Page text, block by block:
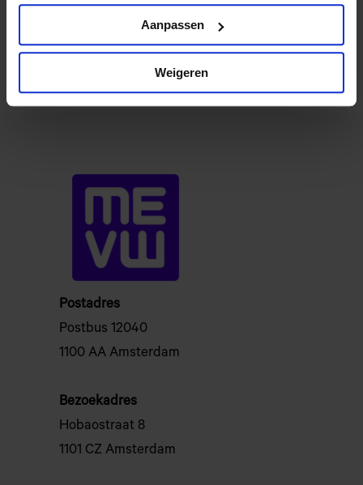
Aanpassen
Weigeren
Evan Clark
Projectleider Public Affairs
Postadres
Postbus 12040
1100 AA Amsterdam
Bezoekadres
Hobaostraat 8
1101 CZ Amsterdam